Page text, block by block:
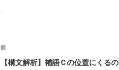
投
稿
前
の
前
【構文解析】補語Ｃの位置にくるの